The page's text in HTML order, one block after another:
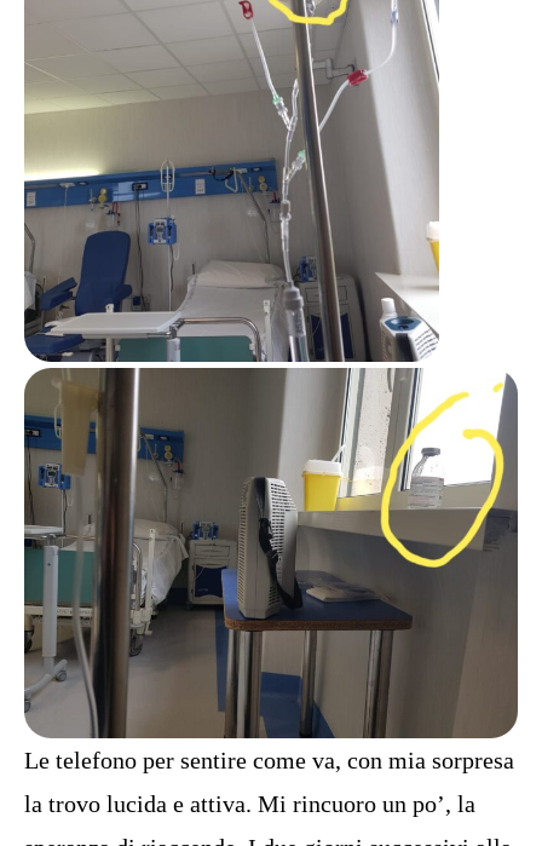
Le telefono per sentire come va, con mia sorpresa
la trovo lucida e attiva. Mi rincuoro un po’, la